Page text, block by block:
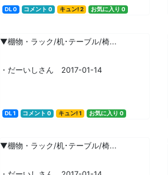
DL 0 コメント 0 キュン! 2 お気に入り 0
▼棚物・ラック/机･テーブル/椅...
・だーいしさん 2017-01-14
DL 1 コメント 0 キュン! 1 お気に入り 0
▼棚物・ラック/机･テーブル/椅...